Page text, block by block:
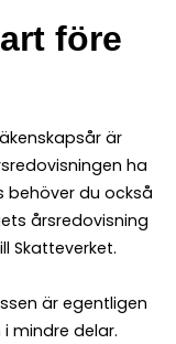
före
är
ha
behöver du också
årsredovisning
Skatteverket.
är egentligen
mindre delar.